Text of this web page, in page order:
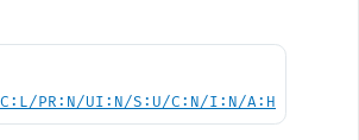
PR:N/UI:N/S:U/C:N/I:N/A:H